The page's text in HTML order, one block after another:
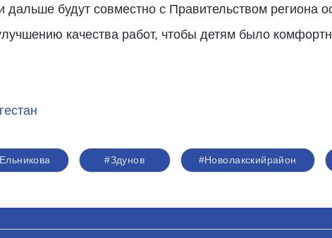
будут совместно с Правительством региона
качества работ, чтобы детям было
#Здунов #Новолакскийрайон